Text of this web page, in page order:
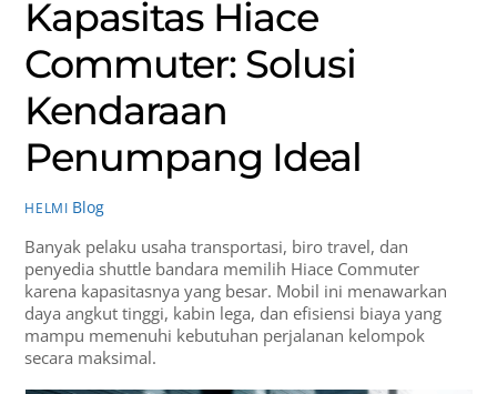
Kapasitas Hiace
Commuter: Solusi
Kendaraan
Penumpang Ideal
HELMI Blog
Banyak pelaku usaha transportasi, biro travel, dan
penyedia shuttle bandara memilih Hiace Commuter
karena kapasitasnya yang besar. Mobil ini menawarkan
daya angkut tinggi, kabin lega, dan efisiensi biaya yang
mampu memenuhi kebutuhan perjalanan kelompok
secara maksimal.